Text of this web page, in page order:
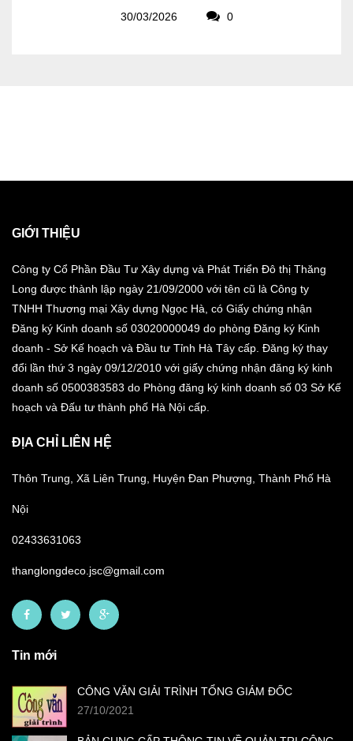
30/03/2026 0
GIỚI THIỆU
Công ty Cổ Phần Đầu Tư Xây dựng và Phát Triển Đô thị Thăng
Long được thành lập ngày 21/09/2000 với tên cũ là Công ty
TNHH Thương mại Xây dựng Ngọc Hà, có Giấy chứng nhận
Đăng ký Kinh doanh số 03020000049 do phòng Đăng ký Kinh
doanh - Sở Kế hoạch và Đầu tư Tỉnh Hà Tây cấp. Đăng ký thay
đổi lần thứ 3 ngày 09/12/2010 với giấy chứng nhận đăng ký kinh
doanh số 0500383583 do Phòng đăng ký kinh doanh số 03 Sở Kế
hoạch và Đấu tư thành phố Hà Nội cấp.
ĐỊA CHỈ LIÊN HỆ
Thôn Trung, Xã Liên Trung, Huyện Đan Phượng, Thành Phố Hà
Nội
02433631063
thanglongdeco.jsc@gmail.com
Tin mới
CÔNG VĂN GIẢI TRÌNH TỔNG GIÁM ĐỐC
27/10/2021